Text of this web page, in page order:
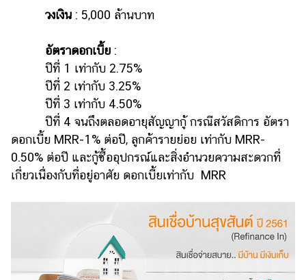
วงเงิน : 5,000 ล้านบาท
อัตราดอกเบี้ย :
ปีที่ 1 เท่ากับ 2.75%
ปีที่ 2 เท่ากับ 3.25%
ปีที่ 3 เท่ากับ 4.50%
ปีที่ 4 จนถึงตลอดอายุสัญญากู้ กรณีสวัสดิการ อัตรา
ดอกเบี้ย MRR-1% ต่อปี, ลูกค้ารายย่อย เท่ากับ MRR-
0.50% ต่อปี และกู้ซื้ออุปกรณ์และสิ่งอำนวยความสะดวกที่
เกี่ยวเนื่องกับที่อยู่อาศัย ดอกเบี้ยเท่ากับ MRR